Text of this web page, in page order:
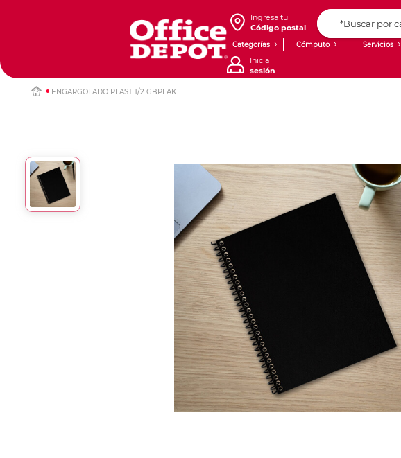
Ingresa tu
Código postal
Categorías Cómputo
Monitores
Servicios
PyME
Inicia
sesión
ENGARGOLADO PLAST 1/2 GBPLAK